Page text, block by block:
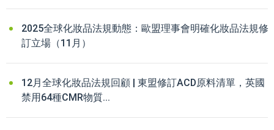
2025全球化妝品法規動態：歐盟理事會明確化妝品法規修
訂立場（11月）
12月全球化妝品法規回顧 | 東盟修訂ACD原料清單，英國
禁用64種CMR物質...